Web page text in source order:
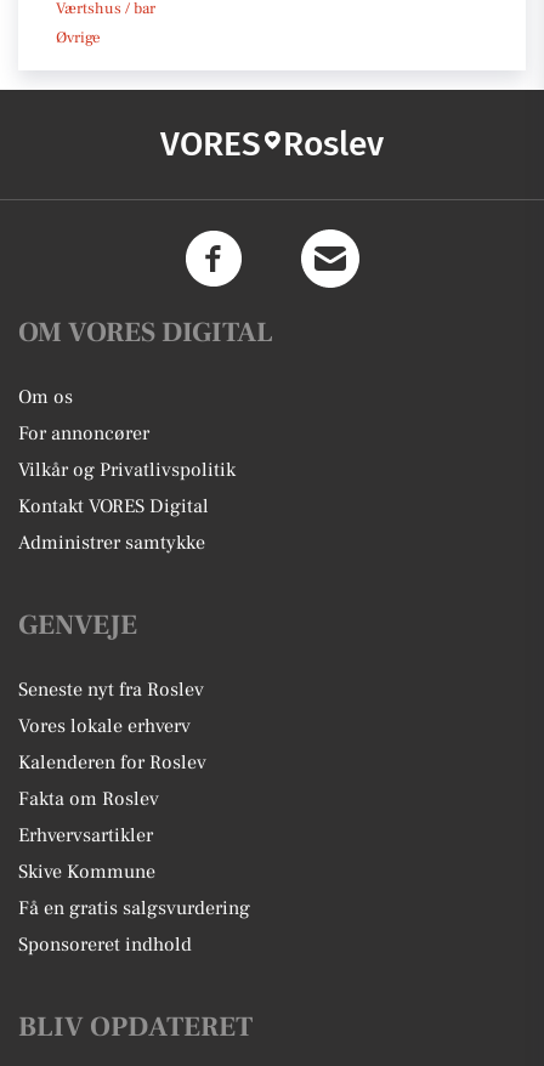
Værtshus / bar
Øvrige
VORES Roslev
OM VORES DIGITAL
Om os
For annoncører
Vilkår og Privatlivspolitik
Kontakt VORES Digital
Administrer samtykke
GENVEJE
Seneste nyt fra Roslev
Vores lokale erhverv
Kalenderen for Roslev
Fakta om Roslev
Erhvervsartikler
Skive Kommune
Få en gratis salgsvurdering
Sponsoreret indhold
BLIV OPDATERET